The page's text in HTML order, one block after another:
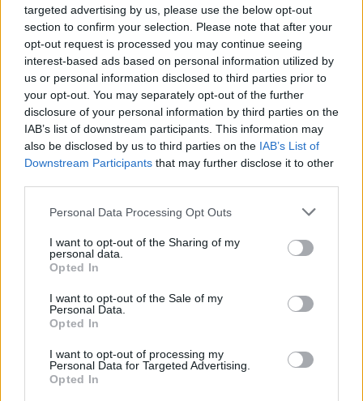
targeted advertising by us, please use the below opt-out
section to confirm your selection. Please note that after your
opt-out request is processed you may continue seeing
interest-based ads based on personal information utilized by
us or personal information disclosed to third parties prior to
your opt-out. You may separately opt-out of the further
disclosure of your personal information by third parties on the
IAB’s list of downstream participants. This information may
also be disclosed by us to third parties on the IAB’s List of
Downstream Participants that may further disclose it to other
Personal Data Processing Opt Outs
I want to opt-out of the Sharing of my
personal data.
Opted In
I want to opt-out of the Sale of my
Personal Data.
Opted In
I want to opt-out of processing my
Personal Data for Targeted Advertising.
Opted In
Sinfónica da ARMAB pelo 1º lugar no
certame internacional de Valência
Capacita Jovem de Poiares aproxima
jovens ao mundo do trabalho